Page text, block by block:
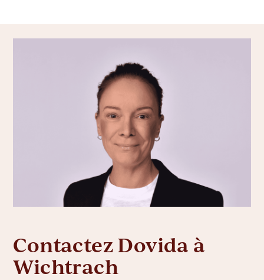
Contactez Dovida à
Wichtrach